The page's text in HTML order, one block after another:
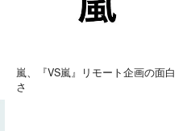
嵐、『VS嵐』リモート企画の面白
さ